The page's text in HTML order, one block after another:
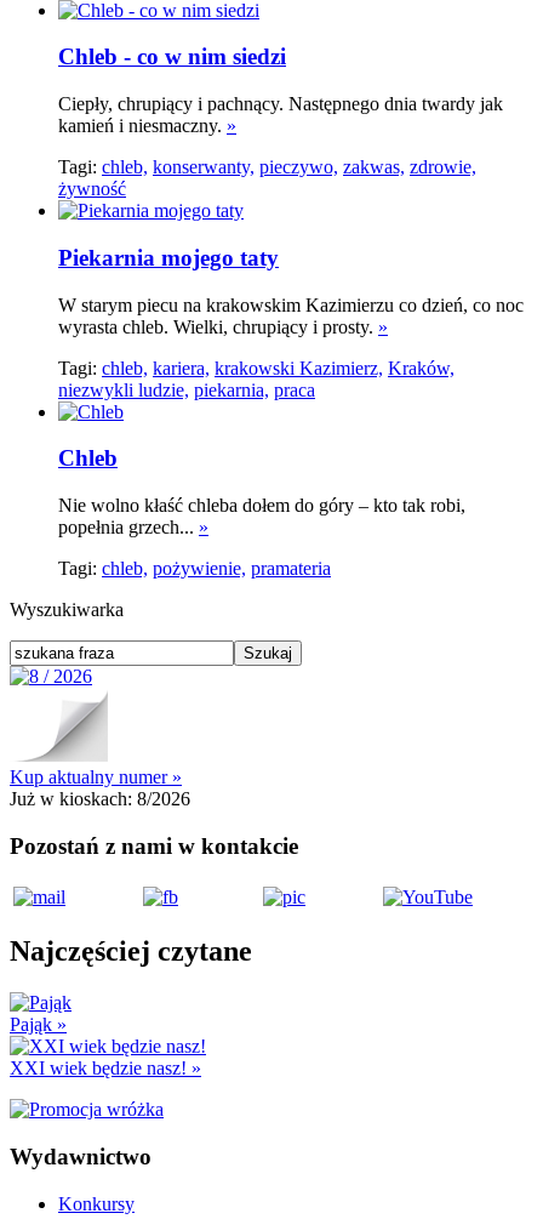
Chleb - co w nim siedzi
Ciepły, chrupiący i pachnący. Następnego dnia twardy jak
kamień i niesmaczny. »
Tagi: chleb, konserwanty, pieczywo, zakwas, zdrowie,
żywność
Piekarnia mojego taty
W starym piecu na krakowskim Kazimierzu co dzień, co noc
wyrasta chleb. Wielki, chrupiący i prosty. »
Tagi: chleb, kariera, krakowski Kazimierz, Kraków,
niezwykli ludzie, piekarnia, praca
Chleb
Nie wolno kłaść chleba dołem do góry – kto tak robi,
popełnia grzech... »
Tagi: chleb, pożywienie, pramateria
Wyszukiwarka
Kup aktualny numer »
Już w kioskach: 8/2026
Pozostań z nami w kontakcie
Najczęściej czytane
Pająk »
XXI wiek będzie nasz! »
Wydawnictwo
Konkursy